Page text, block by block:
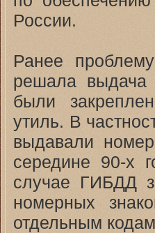
России.
Ранее
решала выдача
были
утиль. В
выдавали
середине 90-х
случае ГИБДД
номерных
отдельным